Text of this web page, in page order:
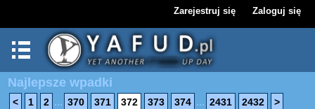
Zarejestruj się Zaloguj się
Najlepsze wpadki
< 1 2 ... 370 371 372 373 374 ... 2431 2432 >